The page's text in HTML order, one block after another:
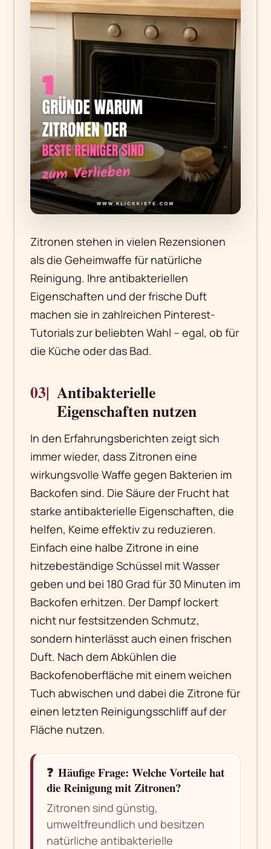
Zitronen stehen in vielen Rezensionen
als die Geheimwaffe für natürliche
Reinigung. Ihre antibakteriellen
Eigenschaften und der frische Duft
machen sie in zahlreichen Pinterest-
Tutorials zur beliebten Wahl – egal, ob für
die Küche oder das Bad.
03| Antibakterielle
Eigenschaften nutzen
In den Erfahrungsberichten zeigt sich
immer wieder, dass Zitronen eine
wirkungsvolle Waffe gegen Bakterien im
Backofen sind. Die Säure der Frucht hat
starke antibakterielle Eigenschaften, die
helfen, Keime effektiv zu reduzieren.
Einfach eine halbe Zitrone in eine
hitzebeständige Schüssel mit Wasser
geben und bei 180 Grad für 30 Minuten im
Backofen erhitzen. Der Dampf lockert
nicht nur festsitzenden Schmutz,
sondern hinterlässt auch einen frischen
Duft. Nach dem Abkühlen die
Backofenoberfläche mit einem weichen
Tuch abwischen und dabei die Zitrone für
einen letzten Reinigungsschliff auf der
Fläche nutzen.
❓ Häufige Frage: Welche Vorteile hat
die Reinigung mit Zitronen?
Zitronen sind günstig,
umweltfreundlich und besitzen
natürliche antibakterielle